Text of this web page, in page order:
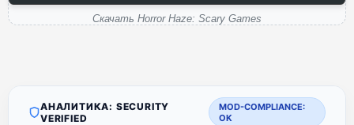
Скачать Horror Haze: Scary Games
АНАЛИТИКА: SECURITY
VERIFIED
MOD-COMPLIANCE:
OK